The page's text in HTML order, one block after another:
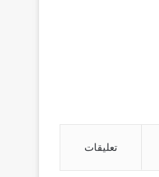
تعليقات